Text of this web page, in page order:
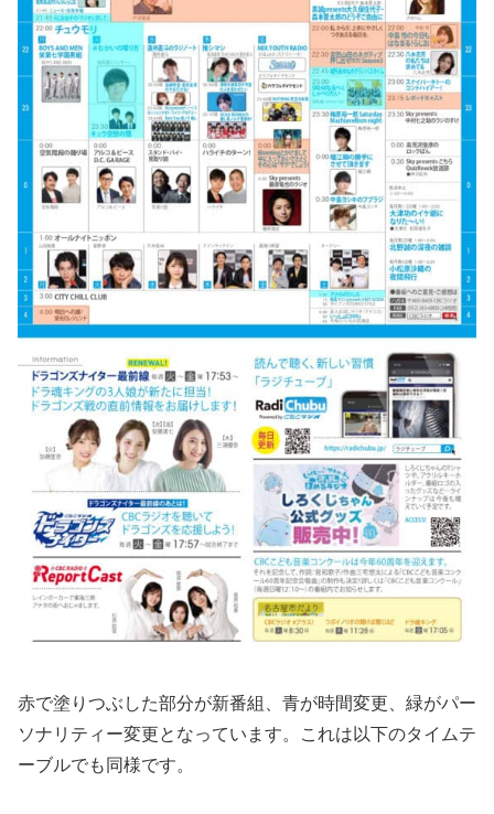
赤で塗りつぶした部分が新番組、青が時間変更、緑がパー
ソナリティー変更となっています。これは以下のタイムテ
ーブルでも同様です。